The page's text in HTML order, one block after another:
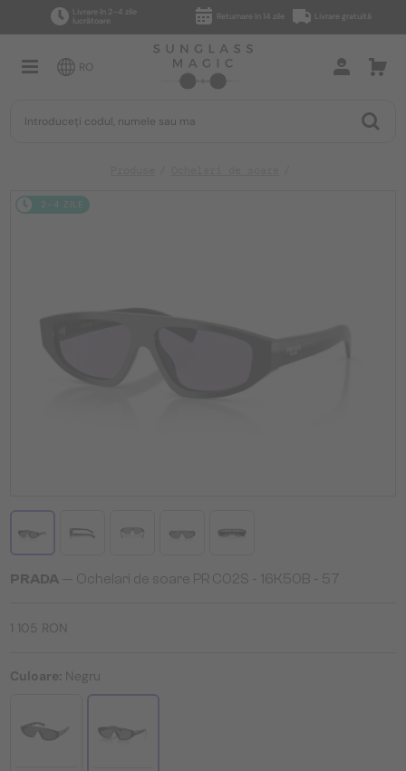
Livrare în 2–4 zile
lucrătoare
Returnare în 14 zile Livrare gratuită
RO
2-4 ZILE
PRADA — Ochelari de soare PR C02S - 16K50B - 57
1 105 RON
Culoare: Negru